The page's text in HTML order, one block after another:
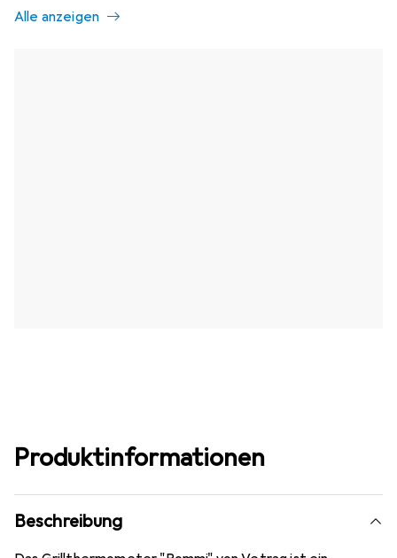
Alle anzeigen
Produktinformationen
Beschreibung